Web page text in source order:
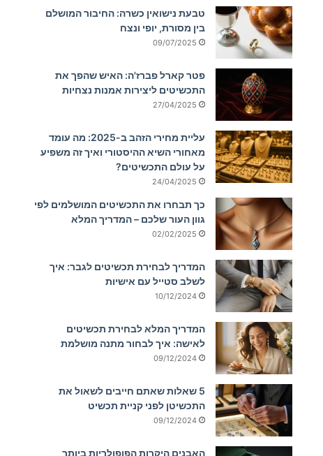
טבעת נישואין כשרה: החיבור המושלם
בין מסורת, יופי ונצח
09/07/2025
פטר קארל פברז'ה: האיש שהפך את
התכשיטים ליצירות אמנות נצחיות
27/04/2025
עליית מחירי הזהב ב-2025: מה עומד
מאחורי השיא ההיסטורי ואיך זה משפיע
על עולם התכשיטים?
24/04/2025
כך תבחרו את התכשיטים המושלמים לפי
גוון העור שלכם – המדריך המלא
02/02/2025
המדריך לבחירת תכשיטים לגבר: איך
לשלב סטייל עם אישיות
10/12/2024
המדריך המלא לבחירת תכשיטים
לאישה: איך לבחור מתנה מושלמת
09/12/2024
5 שאלות שאתם חייבים לשאול את
התכשיטן לפני קניית תכשיט
09/12/2024
האבנים היקרות הפופולריות ביותר